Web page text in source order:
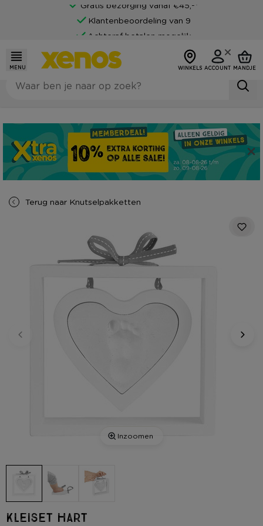
Gratis bezorging vanaf €45,-*
Klantenbeoordeling van 9
Achteraf betalen mogelijk
MENU WINKELS ACCOUNT MANDJE
Terug naar Knutselpakketten
Inzoomen
Kleiset hart